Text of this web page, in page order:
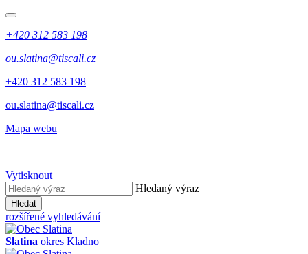
+420 312 583 198
ou.slatina@tiscali.cz
+420 312 583 198
ou.slatina@tiscali.cz
Mapa webu
Vytisknout
Hledaný výraz
Hledat
rozšířené vyhledávání
Slatina okres Kladno